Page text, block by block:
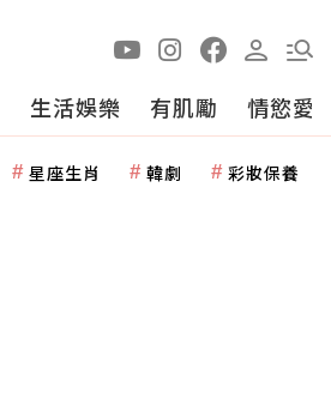
生活娛樂 有肌勵 情慾愛
星座生肖 韓劇 彩妝保養